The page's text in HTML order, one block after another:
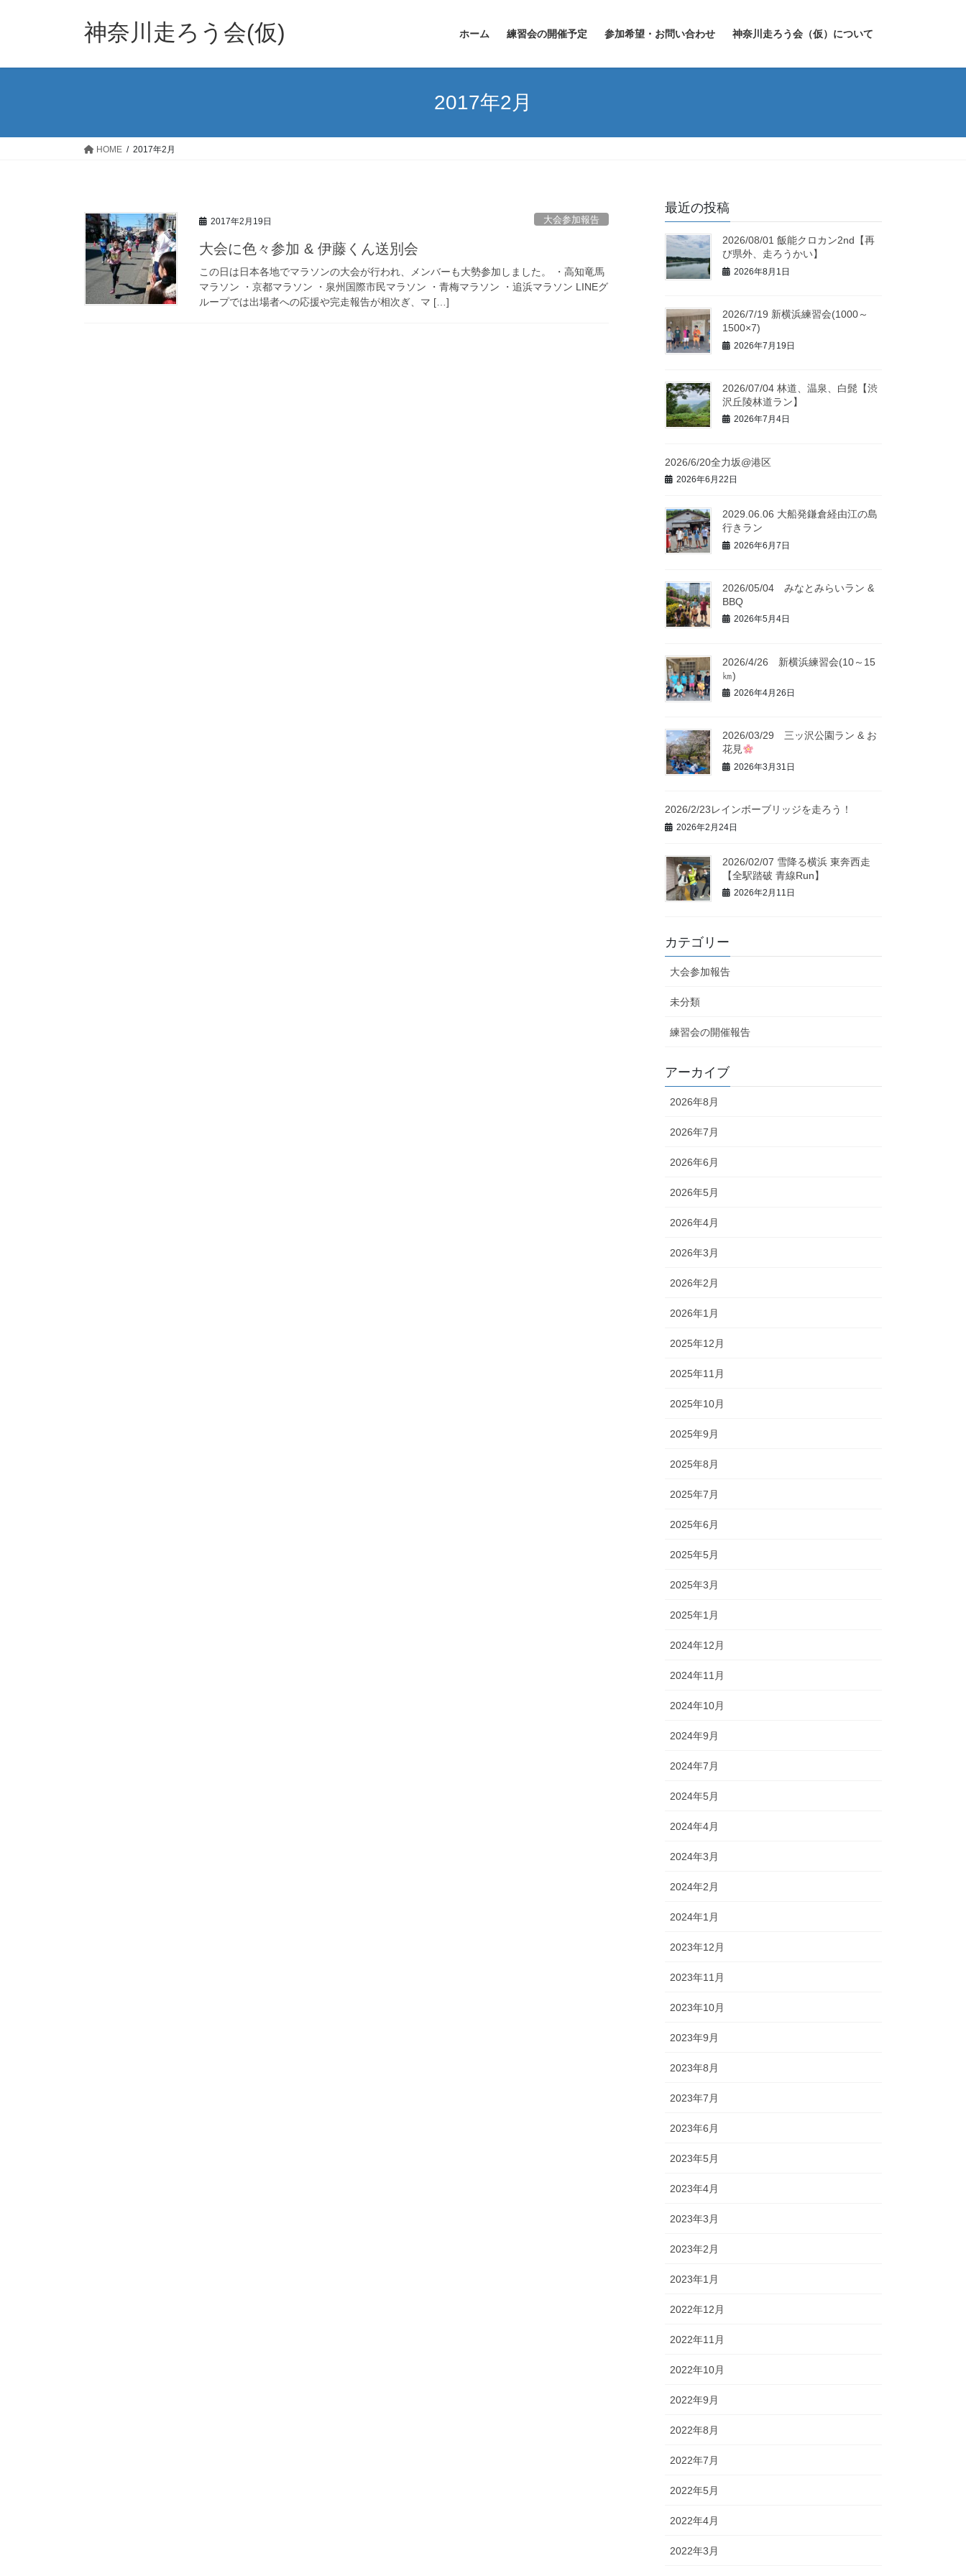
神奈川走ろう会(仮) ホーム 練習会の開催予定 参加希望・お問い合わせ 神奈川走ろう会（仮）について
2017年2月
HOME 2017年2月
2017年2月19日 大会参加報告
大会に色々参加 & 伊藤くん送別会
この日は日本各地でマラソンの大会が行われ、メンバーも大勢参加しました。 ・高知竜馬
マラソン ・京都マラソン ・泉州国際市民マラソン ・青梅マラソン ・追浜マラソン LINEグ
ループでは出場者への応援や完走報告が相次ぎ、マ […]
最近の投稿
2026/08/01 飯能クロカン2nd【再
び県外、走ろうかい】
2026年8月1日
2026/7/19 新横浜練習会(1000～
1500×7)
2026年7月19日
2026/07/04 林道、温泉、白髭【渋
沢丘陵林道ラン】
2026年7月4日
2026/6/20全力坂@港区
2026年6月22日
2029.06.06 大船発鎌倉経由江の島
行きラン
2026年6月7日
2026/05/04 みなとみらいラン &
BBQ
2026年5月4日
2026/4/26 新横浜練習会(10～15
㎞)
2026年4月26日
2026/03/29 三ッ沢公園ラン & お
花見
2026年3月31日
2026/2/23レインボーブリッジを走ろう！
2026年2月24日
2026/02/07 雪降る横浜 東奔西走
【全駅踏破 青線Run】
2026年2月11日
カテゴリー
大会参加報告
未分類
練習会の開催報告
アーカイブ
2026年8月
2026年7月
2026年6月
2026年5月
2026年4月
2026年3月
2026年2月
2026年1月
2025年12月
2025年11月
2025年10月
2025年9月
2025年8月
2025年7月
2025年6月
2025年5月
2025年3月
2025年1月
2024年12月
2024年11月
2024年10月
2024年9月
2024年7月
2024年5月
2024年4月
2024年3月
2024年2月
2024年1月
2023年12月
2023年11月
2023年10月
2023年9月
2023年8月
2023年7月
2023年6月
2023年5月
2023年4月
2023年3月
2023年2月
2023年1月
2022年12月
2022年11月
2022年10月
2022年9月
2022年8月
2022年7月
2022年5月
2022年4月
2022年3月